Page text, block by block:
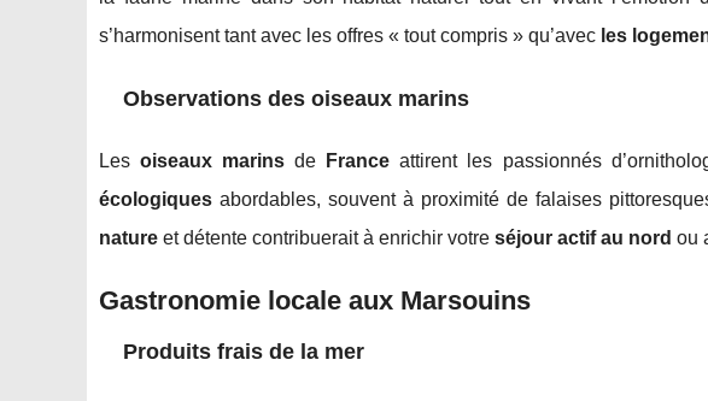
s’harmonisent tant avec les offres « tout compris » qu’avec les
Observations des oiseaux marins
Lesoiseaux marins de France attirent les passionnés
écologiques abordables, souvent à proximité de falaises
nature et détente contribuerait à enrichir votre séjour actif au nord ou
Gastronomie locale aux Marsouins
Produits frais de la mer